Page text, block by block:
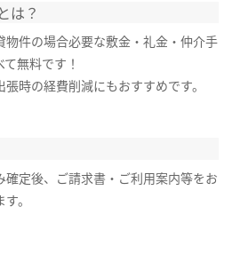
は？
物件の場合必要な敷金・礼金・仲介手
無料です！
張時の経費削減にもおすすめです。
確定後、ご請求書・ご利用案内等をお
。